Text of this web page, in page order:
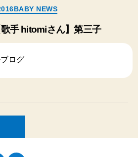
カ
テ
ゴ
NEWS
手 hitomiさん】第三子
ログ